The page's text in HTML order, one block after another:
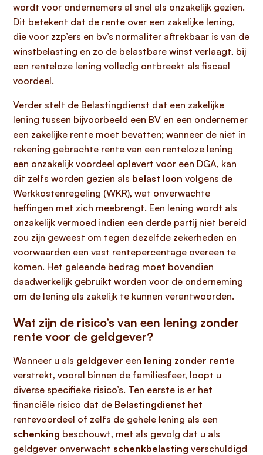
wordt voor ondernemers al snel als onzakelijk gezien.
Dit betekent dat de rente over een zakelijke lening,
die voor zzp’ers en bv’s normaliter aftrekbaar is van de
winstbelasting en zo de belastbare winst verlaagt, bij
een renteloze lening volledig ontbreekt als fiscaal
voordeel.
Verder stelt de Belastingdienst dat een zakelijke
lening tussen bijvoorbeeld een BV en een ondernemer
een zakelijke rente moet bevatten; wanneer de niet in
rekening gebrachte rente van een renteloze lening
een onzakelijk voordeel oplevert voor een DGA, kan
dit zelfs worden gezien als belast loon volgens de
Werkkostenregeling (WKR), wat onverwachte
heffingen met zich meebrengt. Een lening wordt als
onzakelijk vermoed indien een derde partij niet bereid
zou zijn geweest om tegen dezelfde zekerheden en
voorwaarden een vast rentepercentage overeen te
komen. Het geleende bedrag moet bovendien
daadwerkelijk gebruikt worden voor de onderneming
om de lening als zakelijk te kunnen verantwoorden.
Wat zijn de risico’s van een lening zonder
rente voor de geldgever?
Wanneer u als geldgever een lening zonder rente
verstrekt, vooral binnen de familiesfeer, loopt u
diverse specifieke risico’s. Ten eerste is er het
financiële risico dat de Belastingdienst het
rentevoordeel of zelfs de gehele lening als een
schenking beschouwt, met als gevolg dat u als
geldgever onverwacht schenkbelasting verschuldigd